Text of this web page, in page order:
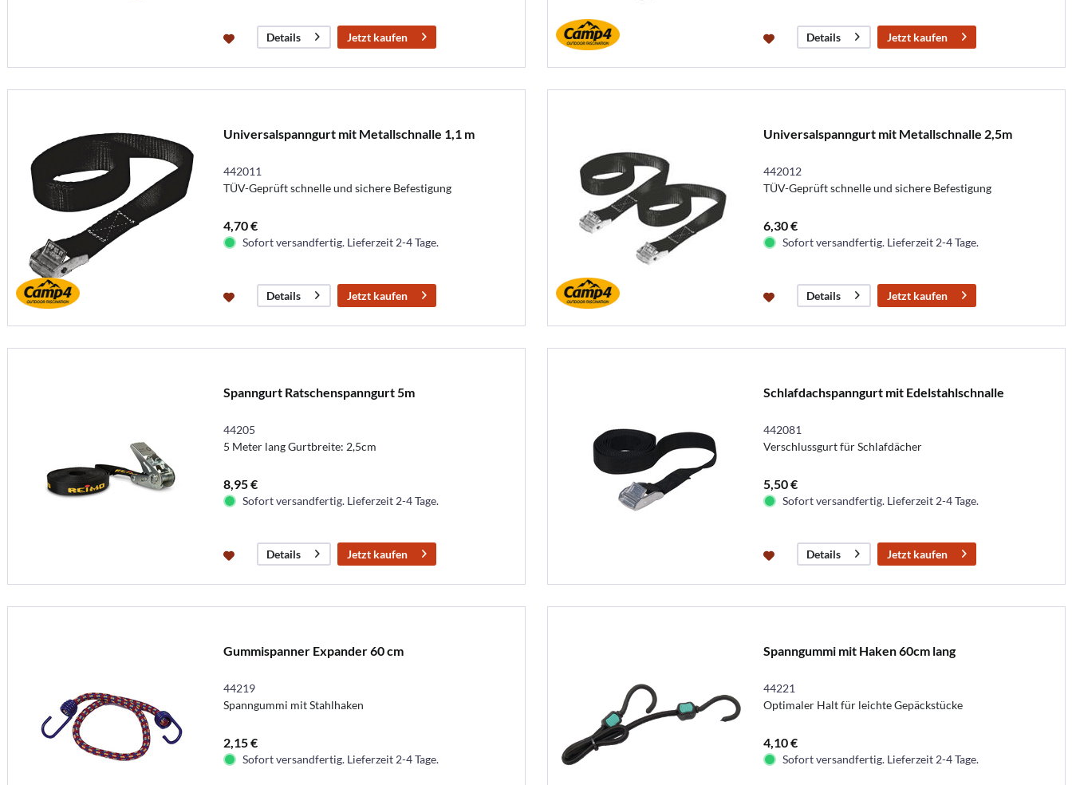
Details Jetzt kaufen Details Jetzt kaufen
Universalspanngurt mit Metallschnalle 1,1 m
442011
TÜV-Geprüft schnelle und sichere Befestigung
4,70 €
Sofort versandfertig. Lieferzeit 2-4 Tage.
Details Jetzt kaufen
Universalspanngurt mit Metallschnalle 2,5m
442012
TÜV-Geprüft schnelle und sichere Befestigung
6,30 €
Sofort versandfertig. Lieferzeit 2-4 Tage.
Details Jetzt kaufen
Spanngurt Ratschenspanngurt 5m
44205
5 Meter lang Gurtbreite: 2,5cm
8,95 €
Sofort versandfertig. Lieferzeit 2-4 Tage.
Details Jetzt kaufen
Schlafdachspanngurt mit Edelstahlschnalle
442081
Verschlussgurt für Schlafdächer
5,50 €
Sofort versandfertig. Lieferzeit 2-4 Tage.
Details Jetzt kaufen
Gummispanner Expander 60 cm
44219
Spanngummi mit Stahlhaken
2,15 €
Sofort versandfertig. Lieferzeit 2-4 Tage.
Spanngummi mit Haken 60cm lang
44221
Optimaler Halt für leichte Gepäckstücke
4,10 €
Sofort versandfertig. Lieferzeit 2-4 Tage.